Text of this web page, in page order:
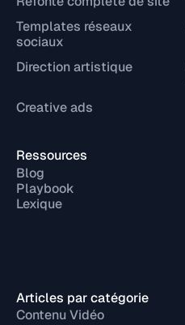
Templates réseaux
sociaux
Direction artistique
Creative ads
Ressources
Blog
Playbook
Lexique
Articles par catégorie
Contenu Vidéo